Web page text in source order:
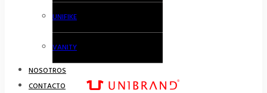
UNIFIKE
VANITY
NOSOTROS
CONTACTO